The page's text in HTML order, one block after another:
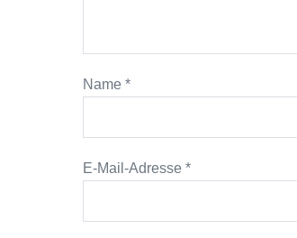
Name *
E-Mail-Adresse *